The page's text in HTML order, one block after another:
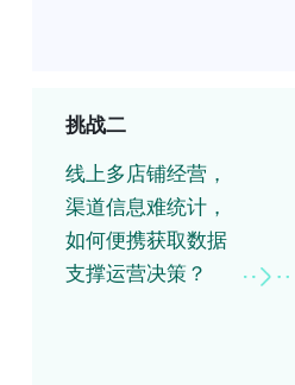
挑战二
线上多店铺经营，
渠道信息难统计，
如何便携获取数据
支撑运营决策？